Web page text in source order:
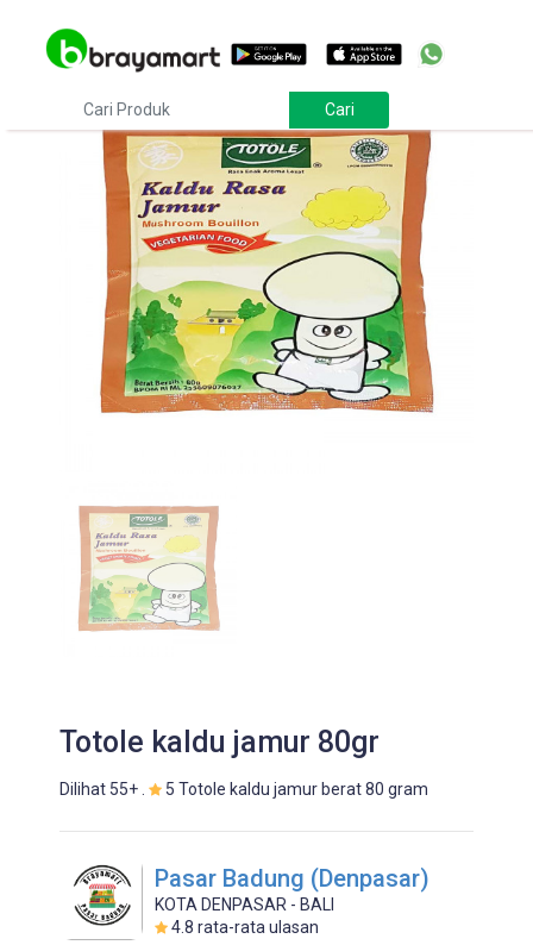
Totole kaldu jamur 80gr
Dilihat 55+ . 5 Totole kaldu jamur berat 80 gram
Pasar Badung (Denpasar)
KOTA DENPASAR - BALI
4.8 rata-rata ulasan